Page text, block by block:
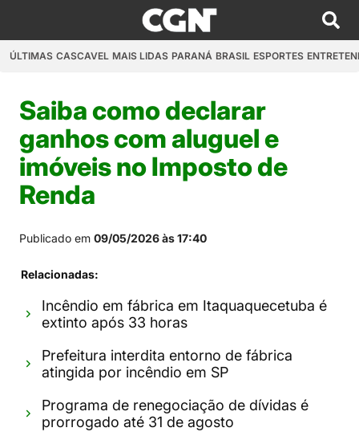
ÚLTIMAS CASCAVEL MAIS LIDAS PARANÁ BRASIL ESPORTES
Saiba como declarar
ganhos com aluguel e
imóveis no Imposto de
Renda
Publicado em 09/05/2026 às 17:40
Relacionadas:
Incêndio em fábrica em Itaquaquecetuba é
extinto após 33 horas
Prefeitura interdita entorno de fábrica
atingida por incêndio em SP
Programa de renegociação de dívidas é
prorrogado até 31 de agosto